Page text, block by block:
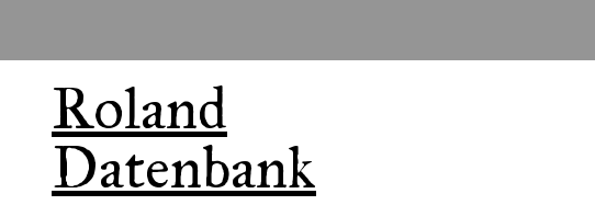
Roland
Datenbank